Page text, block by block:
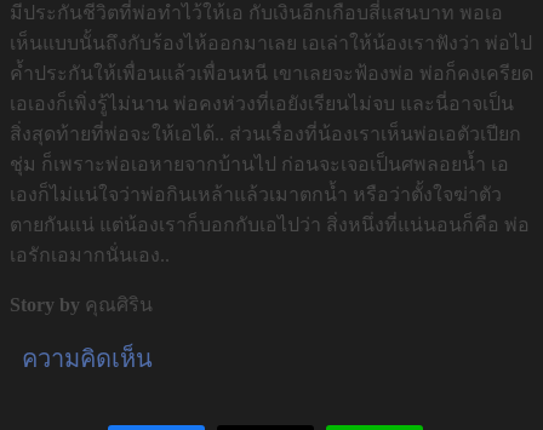
มีประกันชีวิตที่พ่อทำไว้ให้เอ กับเงินอีกเกือบสี่แสนบาท พอเอ
เห็นแบบนั้นถึงกับร้องไห้ออกมาเลย เอเล่าให้น้องเราฟังว่า พ่อไป
ค้ำประกันให้เพื่อนแล้วเพื่อนหนี เขาเลยจะฟ้องพ่อ พ่อก็คงเครียด
เอเองก็เพิ่งรู้ไม่นาน พ่อคงห่วงที่เอยังเรียนไม่จบ และนี่อาจเป็น
สิ่งสุดท้ายที่พ่อจะให้เอได้.. ส่วนเรื่องที่น้องเราเห็นพ่อเอตัวเปียก
ชุ่ม ก็เพราะพ่อเอหายจากบ้านไป ก่อนจะเจอเป็นศพลอยน้ำ เอ
เองก็ไม่แน่ใจว่าพ่อกินเหล้าแล้วเมาตกน้ำ หรือว่าตั้งใจฆ่าตัว
ตายกันแน่ แต่น้องเราก็บอกกับเอไปว่า สิ่งหนึ่งที่แน่นอนก็คือ พ่อ
เอรักเอมากนั่นเอง..
Story by คุณศิริน
ความคิดเห็น